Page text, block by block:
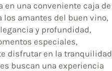
una conveniente caja de
los amantes del buen vino,
y profundidad,
especiales,
disfrutar en la tranquilidad
buscan una experiencia